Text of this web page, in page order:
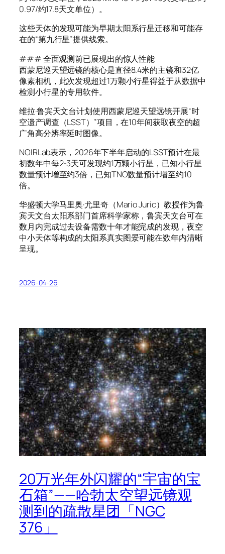
0.97/约17.8天文单位）。
这些天体的发现可能为早期太阳系行星迁移和可能存
在的“第九行星”提供线索。
### 全面观测前已展现出的惊人性能
西蒙尼巡天望远镜的核心是直径8.4米的主镜和32亿
像素相机，此次发现超过1万颗小行星得益于从数据中
检测小行星的专用软件。
维拉·鲁宾天文台计划使用西蒙尼巡天望远镜开展“时
空遗产调查（LSST）”项目，在10年间获取夜空的超
广角高分辨率延时图像。
NOIRLab表示，2026年下半年启动的LSST预计在最
初数年中每2-3天可发现约1万颗小行星，已知小行星
数量预计增至约3倍，已知TNO数量预计增至约10
倍。
华盛顿大学马里奥·尤里奇（Mario Juric）教授作为鲁
宾天文台太阳系部门首席科学家称，鲁宾天文台可在
数月内完成过去设备需数十年才能完成的发现，夜空
中小天体等构成的太阳系真实图景可能在数年内清晰
呈现。
2026-04-26
20万光年外闪耀的“宇宙的宝
石箱”——哈勃太空望远镜观
测到的疏散星团「NGC
376」